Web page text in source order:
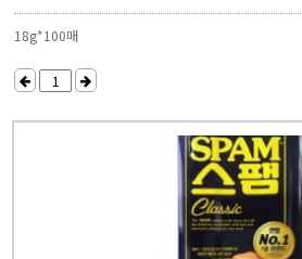
18g*100매